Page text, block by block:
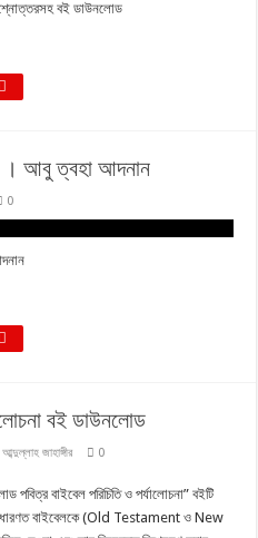
বই ডাউনলোড
আবু ত্বহা আদনান
0
বই ডাউনলোড
জাহাঙ্গীর 0
পবিত্র বাইবেল পরিচিতি ও পর্যালোচনা” বইটি
বাইবেলকে (Old Testament ও New